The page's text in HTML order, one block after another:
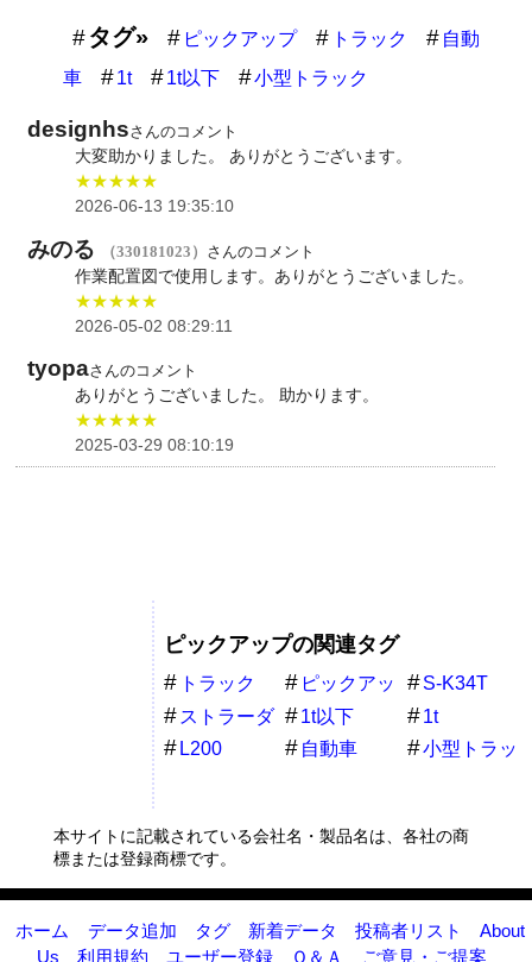
タグ» ピックアップ トラック
自動
車
1t 1t以下 小型トラック
designhsさんのコメント
大変助かりました。 ありがとうございます。
★★★★★
2026-06-13 19:35:10
みのる （330181023） さんのコメント
作業配置図で使用します。ありがとうございました。
★★★★★
2026-05-02 08:29:11
tyopaさんのコメント
ありがとうございました。 助かります。
★★★★★
2025-03-29 08:10:19
ピックアップの関連タグ
トラック
ピックアッ
プ
S-K34T
ストラーダ
三菱
1t以下
1t
L200
自動車
小型トラッ
本サイトに記載されている会社名・製品名は、各社の商
標または登録商標です。
ホーム データ追加 タグ 新着データ 投稿者リスト
About
Us
利用規約 ユーザー登録 Ｑ＆Ａ ご意見・ご提案